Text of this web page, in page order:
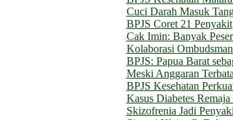
Cuci Darah Masuk
BPJS Coret 21
Cak Imin: Banyak
Kolaborasi
BPJS: Papua Barat
Meski Anggaran
BPJS Kesehatan
Kasus Diabetes
Skizofrenia Jadi